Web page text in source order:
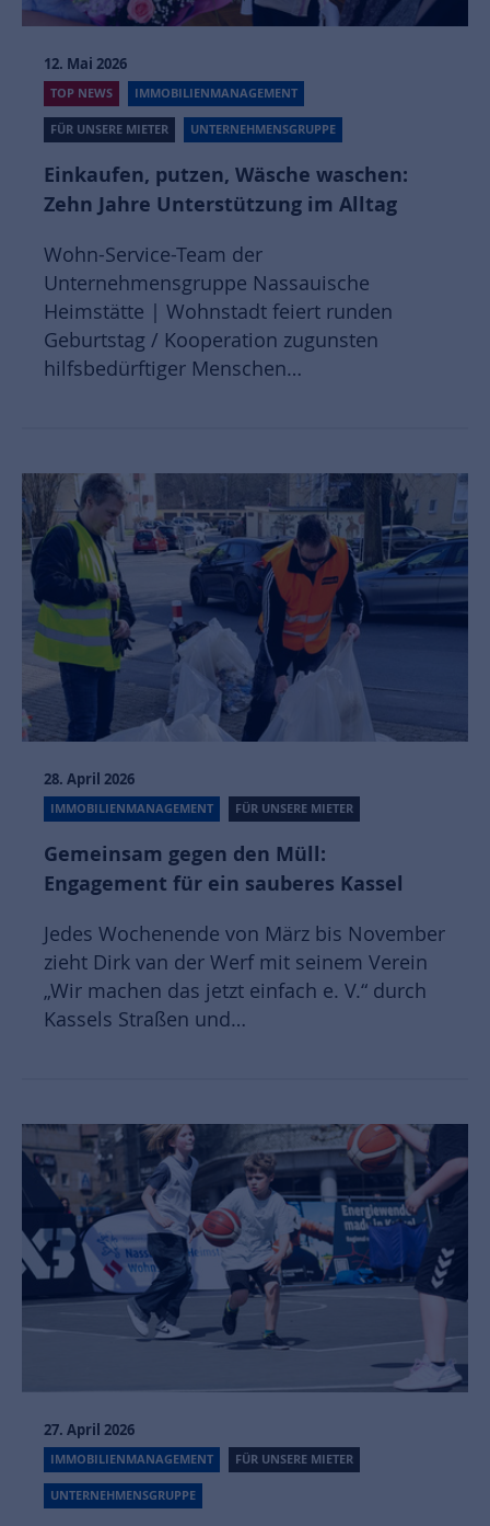
12. Mai 2026
TOP NEWS IMMOBILIENMANAGEMENT
FÜR UNSERE MIETER UNTERNEHMENSGRUPPE
Einkaufen, putzen, Wäsche waschen:
Zehn Jahre Unterstützung im Alltag
Wohn-Service-Team der
Unternehmensgruppe Nassauische
Heimstätte | Wohnstadt feiert runden
Geburtstag / Kooperation zugunsten
hilfsbedürftiger Menschen…
28. April 2026
IMMOBILIENMANAGEMENT FÜR UNSERE MIETER
Gemeinsam gegen den Müll:
Engagement für ein sauberes Kassel
Jedes Wochenende von März bis November
zieht Dirk van der Werf mit seinem Verein
„Wir machen das jetzt einfach e. V.“ durch
Kassels Straßen und…
27. April 2026
IMMOBILIENMANAGEMENT FÜR UNSERE MIETER
UNTERNEHMENSGRUPPE